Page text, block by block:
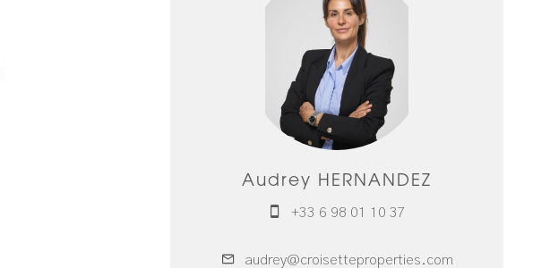
Audrey HERNANDEZ
+33 6 98 01 10 37
audrey@croisetteproperties.com